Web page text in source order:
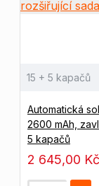
15 + 5 kapačů
Automatická
2600 mAh,
5 kapačů
2 645,00 Kč